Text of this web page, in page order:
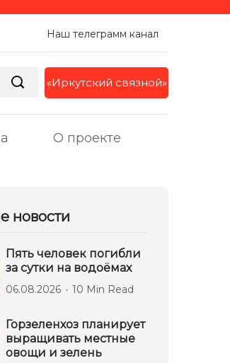
Наш телеграмм канал
«Иркутский связной»
О проекте
новости
Пять человек погибли
за сутки на водоёмах
06.08.2026 10 Min Read
Горзеленхоз планирует
выращивать местные
овощи и зелень